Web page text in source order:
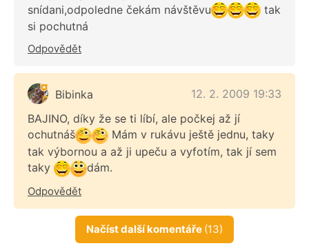
snídani,odpoledne čekám návštěvu
tak
si pochutná
Odpovědět
Bibinka
12. 2. 2009 19:33
BAJINO, díky že se ti líbí, ale počkej až jí
ochutnáš
Mám v rukávu ještě jednu, taky
tak výbornou a až ji upeču a vyfotím, tak jí sem
taky
dám.
Odpovědět
Načíst další komentáře (13)